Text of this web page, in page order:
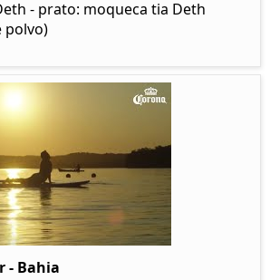
- prato: moqueca tia Deth
polvo)
- Bahia